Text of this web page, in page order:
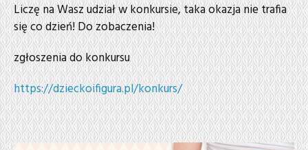
Liczę na Wasz udział w konkursie, taka okazja nie trafia
się co dzień! Do zobaczenia!
zgłoszenia do konkursu
https://dzieckoifigura.pl/konkurs/